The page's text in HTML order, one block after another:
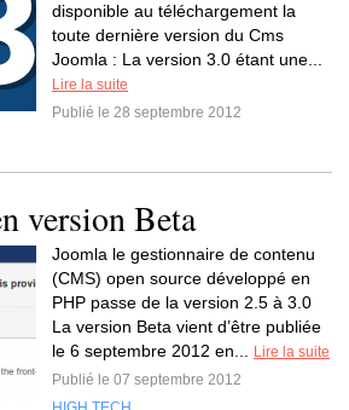
disponible au téléchargement la
toute dernière version du Cms
Joomla : La version 3.0 étant une...
Lire la suite
Publié le 28 septembre 2012
version Beta
Joomla le gestionnaire de contenu
(CMS) open source développé en
PHP passe de la version 2.5 à 3.0
La version Beta vient d’être publiée
le 6 septembre 2012 en...
Lire la suite
Publié le 07 septembre 2012